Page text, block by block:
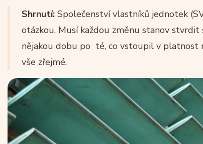
Shrnutí: Společenství vlastníků jednotek
otázkou. Musí každou změnu stanov
nějakou dobu po té, co vstoupil v platnost
vše zřejmé.